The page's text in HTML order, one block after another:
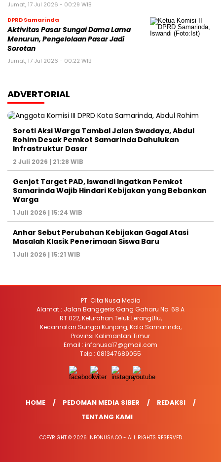
Jumat, 17 Jul 2026 - 00:29 WIB
DPRD Samarinda
Aktivitas Pasar Sungai Dama Lama
Menurun, Pengelolaan Pasar Jadi
Sorotan
Jumat, 17 Jul 2026 - 00:22 WIB
ADVERTORIAL
Soroti Aksi Warga Tambal Jalan Swadaya, Abdul
Rohim Desak Pemkot Samarinda Dahulukan
Infrastruktur Dasar
2 Juli 2026 | 21:28 WIB
Genjot Target PAD, Iswandi Ingatkan Pemkot
Samarinda Wajib Hindari Kebijakan yang Bebankan
Warga
1 Juli 2026 | 15:24 WIB
Anhar Sebut Perubahan Kebijakan Gagal Atasi
Masalah Klasik Penerimaan Siswa Baru
1 Juli 2026 | 15:21 WIB
PT. Cita Nusa Media
Alamat : Jalan Banggeris Gang Gaharu No. 68 A
RT.022, Kelurahan Teluk LerongUlu,
Kecamatan Sungai Kunjang, Kota Samarinda,
Provinsi Kalimantan Timur
Email : infonusa17@gmail.com
Telp : 081347689055
HOME PEDOMAN MEDIA SIBER
REDAKSI
TENTANG KAMI
COPYRIGHT © 2026 INFONUSA.CO - ALL RIGHTS RESERVED